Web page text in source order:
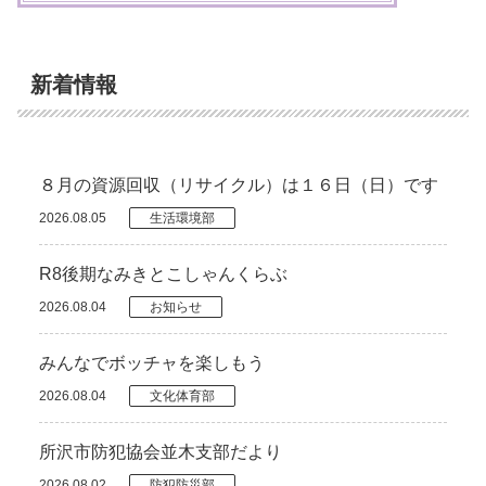
新着情報
８月の資源回収（リサイクル）は１６日（日）です
2026.08.05 生活環境部
R8後期なみきとこしゃんくらぶ
2026.08.04 お知らせ
みんなでボッチャを楽しもう
2026.08.04 文化体育部
所沢市防犯協会並木支部だより